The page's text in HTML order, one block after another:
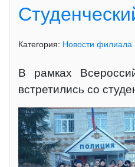
Категория: Новости филиала
В рамках
встретились со